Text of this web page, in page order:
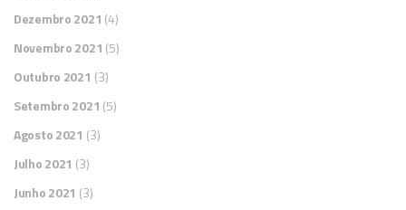
Dezembro 2021 (4)
Novembro 2021 (5)
Outubro 2021 (3)
Setembro 2021 (5)
Agosto 2021 (3)
Julho 2021 (3)
Junho 2021 (3)